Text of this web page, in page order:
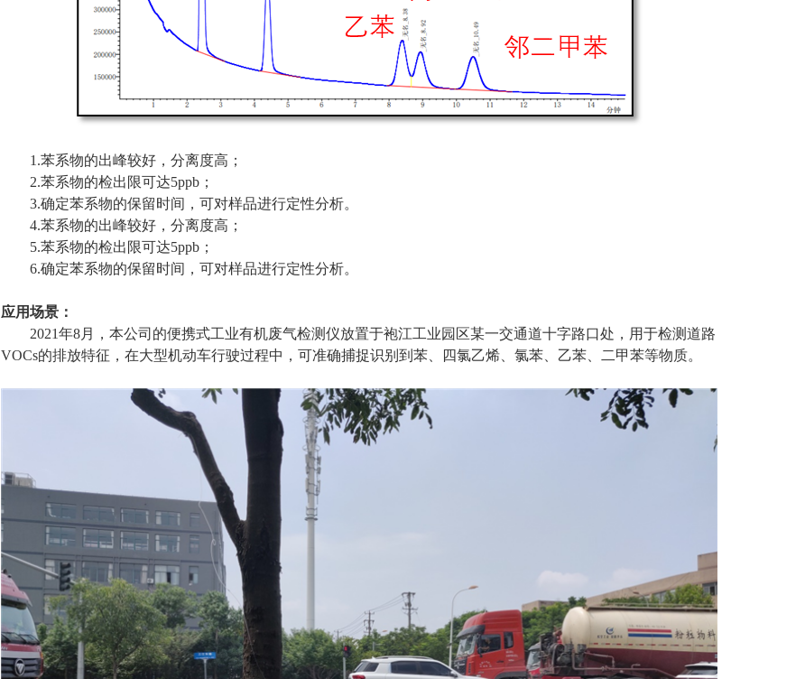
1.苯系物的出峰较好，分离度高；
2.苯系物的检出限可达5ppb；
3.确定苯系物的保留时间，可对样品进行定性分析。
4.苯系物的出峰较好，分离度高；
5.苯系物的检出限可达5ppb；
6.确定苯系物的保留时间，可对样品进行定性分析。
应用场景：
2021年8月，本公司的便携式工业有机废气检测仪放置于袍江工业园区某一交通道十字路口处，用于检测道路
VOCs的排放特征，在大型机动车行驶过程中，可准确捕捉识别到苯、四氯乙烯、氯苯、乙苯、二甲苯等物质。